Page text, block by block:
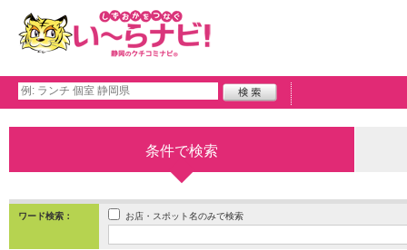
条件で検索
ワード検索： お店・スポット名のみで検索